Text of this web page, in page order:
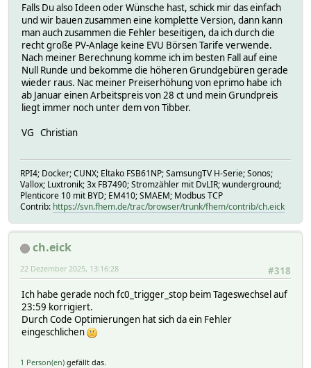
Falls Du also Ideen oder Wünsche hast, schick mir das einfach
und wir bauen zusammen eine komplette Version, dann kann
man auch zusammen die Fehler beseitigen, da ich durch die
recht große PV-Anlage keine EVU Börsen Tarife verwende.
Nach meiner Berechnung komme ich im besten Fall auf eine
Null Runde und bekomme die höheren Grundgebüren gerade
wieder raus. Nac meiner Preiserhöhung von eprimo habe ich
ab Januar einen Arbeitspreis von 28 ct und mein Grundpreis
liegt immer noch unter dem von Tibber.
VG Christian
RPI4; Docker; CUNX; Eltako FSB61NP; SamsungTV H-Serie; Sonos;
Vallox; Luxtronik; 3x FB7490; Stromzähler mit DvLIR; wunderground;
Plenticore 10 mit BYD; EM410; SMAEM; Modbus TCP
Contrib: https://svn.fhem.de/trac/browser/trunk/fhem/contrib/ch.eick
ch.eick
#318
22 Dezember 2025, 13:16:28
Ich habe gerade noch fc0_trigger_stop beim Tageswechsel auf
23:59 korrigiert.
Durch Code Optimierungen hat sich da ein Fehler
eingeschlichen
1 Person(en) gefällt das.